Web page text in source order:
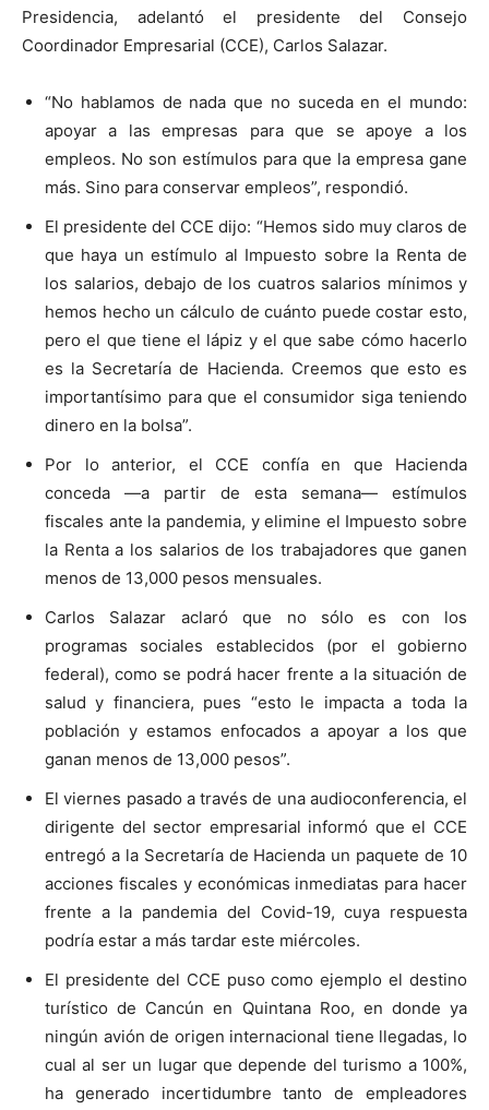
Presidencia, adelantó el presidente del Consejo
Coordinador Empresarial (CCE), Carlos Salazar.
“No hablamos de nada que no suceda en el mundo:
apoyar a las empresas para que se apoye a los
empleos. No son estímulos para que la empresa gane
más. Sino para conservar empleos”, respondió.
El presidente del CCE dijo: “Hemos sido muy claros de
que haya un estímulo al Impuesto sobre la Renta de
los salarios, debajo de los cuatros salarios mínimos y
hemos hecho un cálculo de cuánto puede costar esto,
pero el que tiene el lápiz y el que sabe cómo hacerlo
es la Secretaría de Hacienda. Creemos que esto es
importantísimo para que el consumidor siga teniendo
dinero en la bolsa”.
Por lo anterior, el CCE confía en que Hacienda
conceda —a partir de esta semana— estímulos
fiscales ante la pandemia, y elimine el Impuesto sobre
la Renta a los salarios de los trabajadores que ganen
menos de 13,000 pesos mensuales.
Carlos Salazar aclaró que no sólo es con los
programas sociales establecidos (por el gobierno
federal), como se podrá hacer frente a la situación de
salud y financiera, pues “esto le impacta a toda la
población y estamos enfocados a apoyar a los que
ganan menos de 13,000 pesos”.
El viernes pasado a través de una audioconferencia, el
dirigente del sector empresarial informó que el CCE
entregó a la Secretaría de Hacienda un paquete de 10
acciones fiscales y económicas inmediatas para hacer
frente a la pandemia del Covid-19, cuya respuesta
podría estar a más tardar este miércoles.
El presidente del CCE puso como ejemplo el destino
turístico de Cancún en Quintana Roo, en donde ya
ningún avión de origen internacional tiene llegadas, lo
cual al ser un lugar que depende del turismo a 100%,
ha generado incertidumbre tanto de empleadores